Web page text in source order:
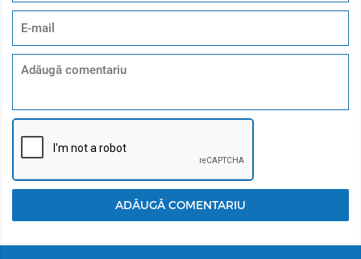
ADĂUGĂ COMENTARIU